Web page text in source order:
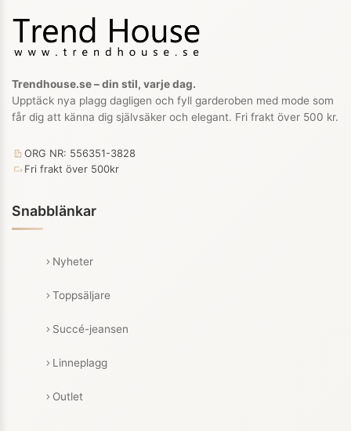
Trendhouse.se – din stil, varje dag.
Upptäck nya plagg dagligen och fyll garderoben med mode som
får dig att känna dig självsäker och elegant. Fri frakt över 500 kr.
ORG NR: 556351-3828
Fri frakt över 500kr
Snabblänkar
Nyheter
Toppsäljare
Succé-jeansen
Linneplagg
Outlet